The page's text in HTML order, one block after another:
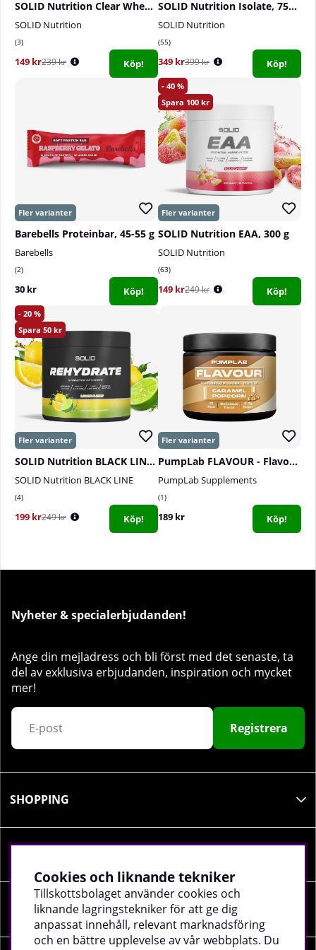
SOLID Nutrition Clear Whey, 300 g
SOLID Nutrition
3
149 kr239 kr Köp!
SOLID Nutrition Isolate, 750 g
SOLID Nutrition
55
349 kr399 kr Köp!
Barebells Proteinbar, 45-55 g
Barebells
2
30 kr Köp!
40
100
SOLID Nutrition EAA, 300 g
SOLID Nutrition
63
149 kr249 kr Köp!
20
50
SOLID Nutrition BLACK LINE Rehydrate, 270 g
SOLID Nutrition BLACK LINE
4
199 kr249 kr Köp!
PumpLab FLAVOUR - Flavouring Powder, 60 serv.
PumpLab Supplements
1
189 kr Köp!
Nyheter & specialerbjudanden!
Ange din mejladress och bli först med det senaste, ta
del av exklusiva erbjudanden, inspiration och mycket
mer!
Registrera
SHOPPING
SOCIALA MEDIER
Cookies och liknande tekniker
Tillskottsbolaget använder cookies och
liknande lagringstekniker för att ge dig
anpassat innehåll, relevant marknadsföring
och en bättre upplevelse av vår webbplats. Du